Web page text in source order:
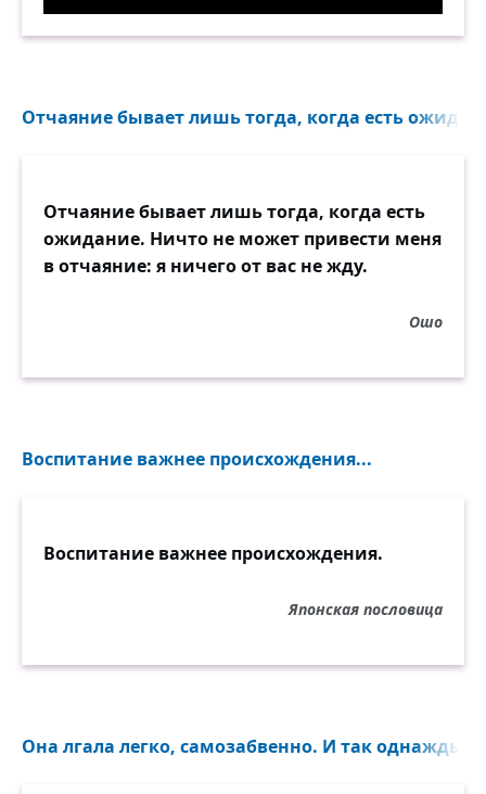
Отчаяние бывает лишь тогда, когда есть
Отчаяние бывает лишь тогда, когда есть
ожидание. Ничто не может привести меня
в отчаяние: я ничего от вас не жду.
Ошо
Воспитание важнее происхождения...
Воспитание важнее происхождения.
Японская пословица
Она лгала легко, самозабвенно. И так однажды